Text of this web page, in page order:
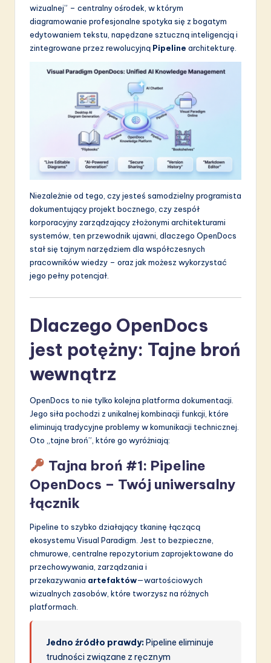
wizualnej” – centralny ośrodek, w którym
diagramowanie profesjonalne spotyka się z bogatym
edytowaniem tekstu, napędzane sztuczną inteligencją i
zintegrowane przez rewolucyjną Pipeline architekturę.
Niezależnie od tego, czy jesteś samodzielny programista
dokumentujący projekt bocznego, czy zespół
korporacyjny zarządzający złożonymi architekturami
systemów, ten przewodnik ujawni, dlaczego OpenDocs
stał się tajnym narzędziem dla współczesnych
pracowników wiedzy – oraz jak możesz wykorzystać
jego pełny potencjał.
Dlaczego OpenDocs
jest potężny: Tajne broń
wewnątrz
OpenDocs to nie tylko kolejna platforma dokumentacji.
Jego siła pochodzi z unikalnej kombinacji funkcji, które
eliminują tradycyjne problemy w komunikacji technicznej.
Oto „tajne broń”, które go wyróżniają:
Tajna broń #1: Pipeline
OpenDocs – Twój uniwersalny
łącznik
Pipeline to szybko działający tkaninę łączącą
ekosystemu Visual Paradigm. Jest to bezpieczne,
chmurowe, centralne repozytorium zaprojektowane do
przechowywania, zarządzania i
przekazywania artefaktów—wartościowych
wizualnych zasobów, które tworzysz na różnych
platformach.
Jedno źródło prawdy:Pipeline eliminuje
trudności związane z ręcznym